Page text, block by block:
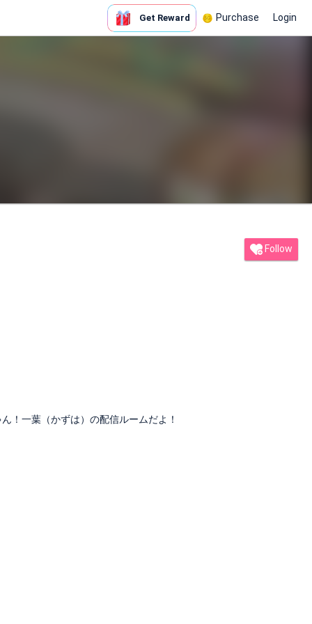
Get Reward Purchase Login
Follow
！一葉（かずは）の配信ルームだよ！